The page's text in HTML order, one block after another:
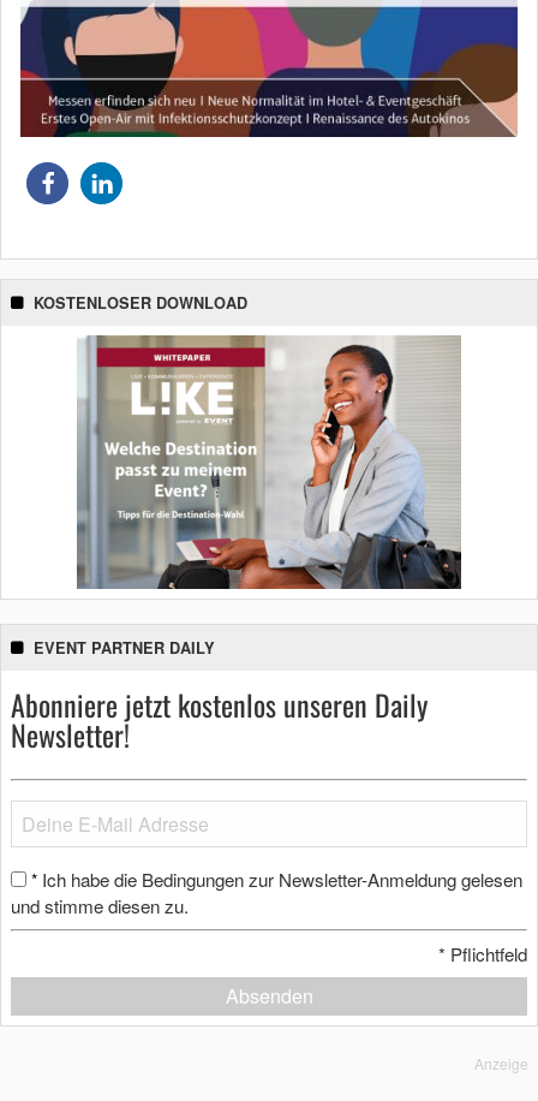
KOSTENLOSER DOWNLOAD
EVENT PARTNER DAILY
Abonniere jetzt kostenlos unseren Daily
Newsletter!
* Ich habe die Bedingungen zur Newsletter-Anmeldung gelesen
und stimme diesen zu.
* Pflichtfeld
Absenden
Anzeige